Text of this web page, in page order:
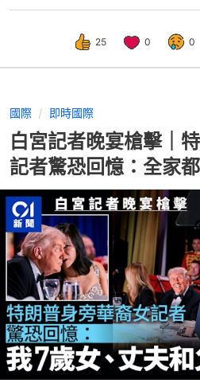
25 0 0
國際 即時國際
白宮記者晚宴槍擊｜
記者驚恐回憶：全家